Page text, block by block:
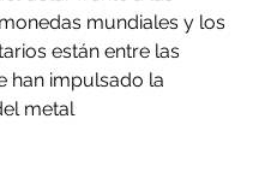
mundiales y los
están entre las
han impulsado la
metal